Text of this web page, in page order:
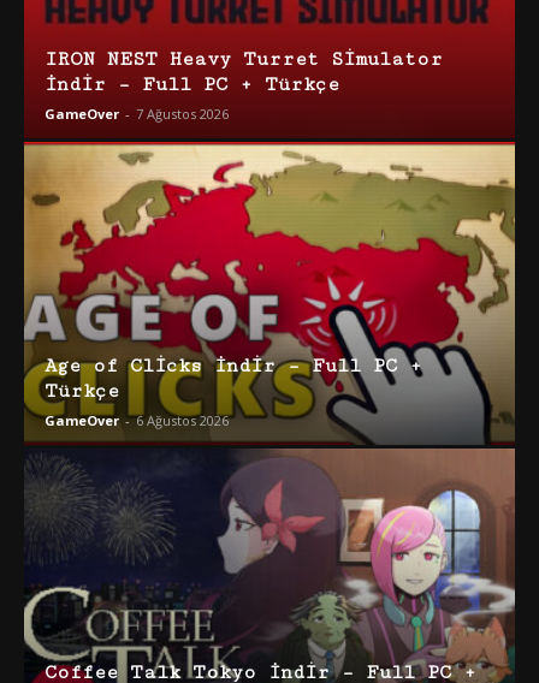
IRON NEST Heavy Turret Simulator
İndir – Full PC + Türkçe
GameOver - 7 Ağustos 2026
Age of Clicks İndir – Full PC +
Türkçe
GameOver - 6 Ağustos 2026
Coffee Talk Tokyo İndir – Full PC +